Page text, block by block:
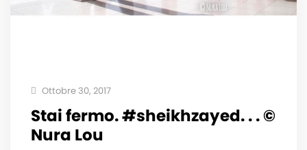
Ottobre 30, 2017
Stai fermo. #sheikhzayed. . . ©
Nura Lou